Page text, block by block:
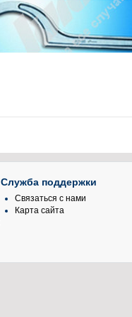
Служба поддержки
Связаться с нами
Карта сайта